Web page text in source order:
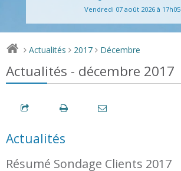
Vendredi 07 août 2026 à 17h05
> Actualités > 2017 > Décembre
Actualités - décembre 2017
Actualités
Résumé Sondage Clients 2017